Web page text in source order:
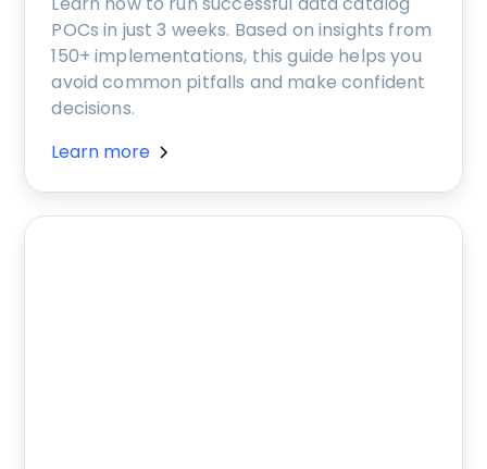
POCs in just 3 weeks. Based on insights from
150+ implementations, this guide helps you
avoid common pitfalls and make confident
decisions.
Learn more